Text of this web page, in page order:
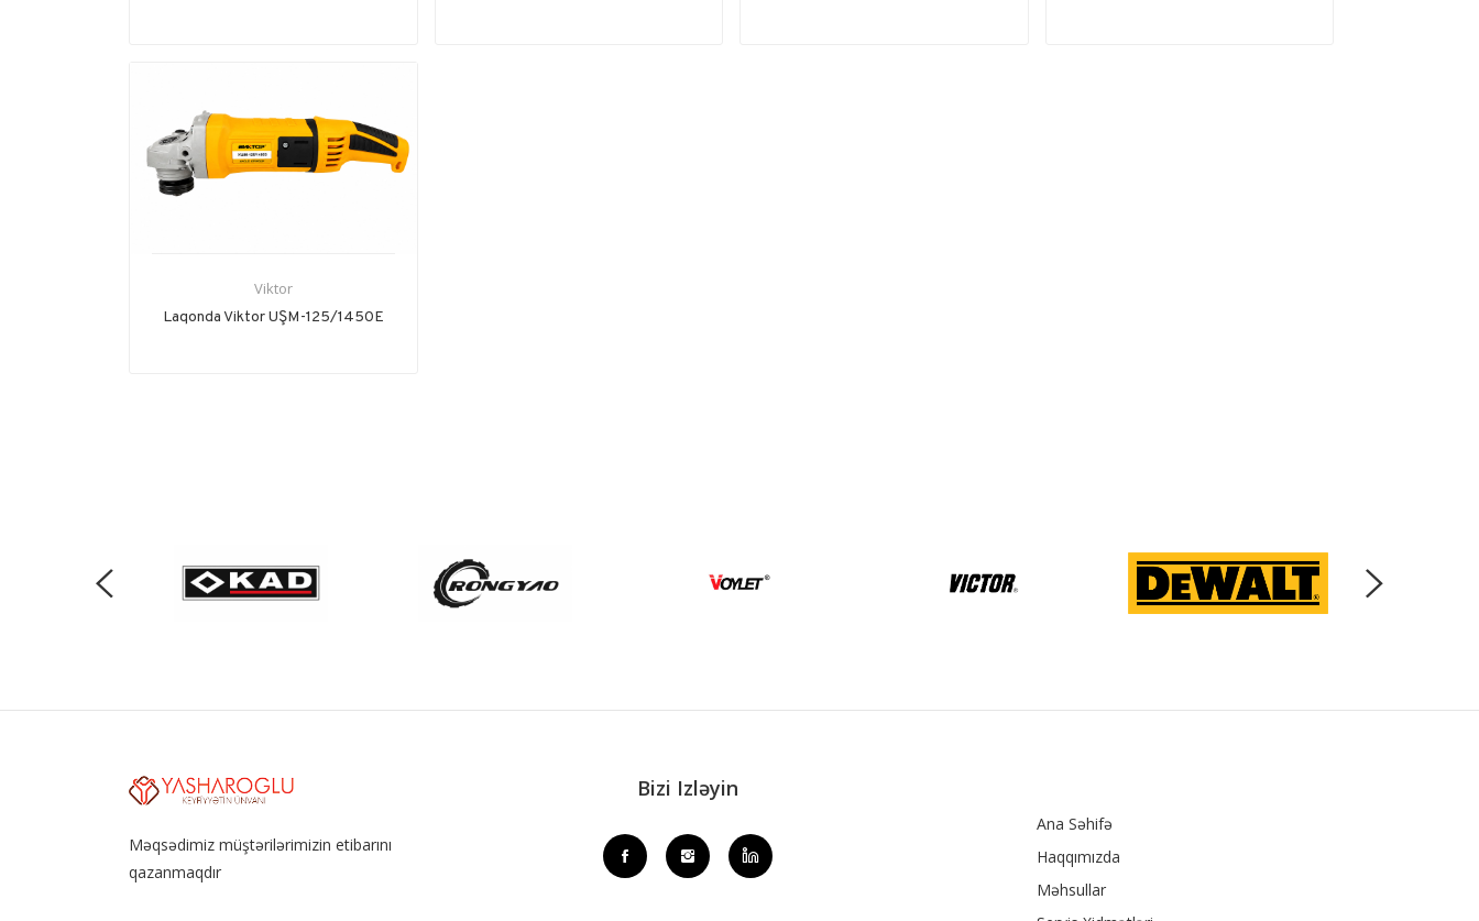
Viktor
Laqonda Viktor UŞM-125/1450E
Məqsədimiz müştərilərimizin etibarını
qazanmaqdır
Bizi Izləyin
Ana Səhifə
Haqqımızda
Məhsullar